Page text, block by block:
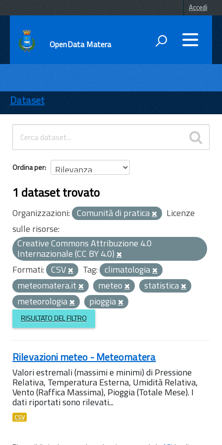
Accedi
OpenData Matera
ENTI
TEMI
INFORMAZIONI
Dataset
Ordina per
1 dataset trovato
Organizzazioni: Comunità di pratica
Licenze
sulle risorse:
Creative Commons Attribuzione 4.0
Internazionale (CC BY 4.0)
Formati: CSV Tag: climatologia
meteomatera.it
meteo
statistica
meteorologia
pioggia
RISULTATO DEL FILTRO
Rilevazioni meteo - Meteomatera
Valori estremali (massimi e minimi) di Pressione
Relativa, Temperatura Esterna, Umidità Relativa,
Vento (Raffica Massima), Pioggia (Totale Mese). I
dati riportati sono rilevati...
CSV